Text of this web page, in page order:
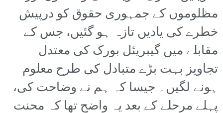
مظلوموں کے جمہوری حقوق کو درپیش
خطرے کی یادیں تازہ ہو گئیں، جس کے
مقابلے میں گیبریئل بورک کی معتدل
تجاویز بہت بڑے متبادل کی طرح معلوم
ہونے لگیں۔ جیسا کہ ہم نے وضاحت کی،
پہلے مرحلے کے بعد یہ واضح تھا کہ محنت